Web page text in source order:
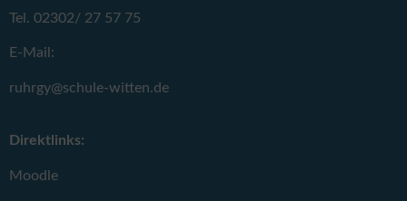
Tel. 02302/ 27 57 75
E-Mail:
ruhrgy@schule-witten.de
Direktlinks:
Moodle